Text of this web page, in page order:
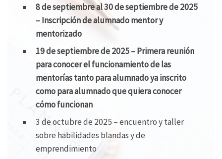
8 de septiembre al 30 de septiembre de 2025
– Inscripción de alumnado mentor y
mentorizado
19 de septiembre de 2025 – Primera reunión
para conocer el funcionamiento de las
mentorías tanto para alumnado ya inscrito
como para alumnado que quiera conocer
cómo funcionan
3 de octubre de 2025 – encuentro y taller
sobre habilidades blandas y de
emprendimiento